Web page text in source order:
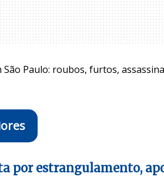
Paulo: roubos, furtos,
por estrangulamento,